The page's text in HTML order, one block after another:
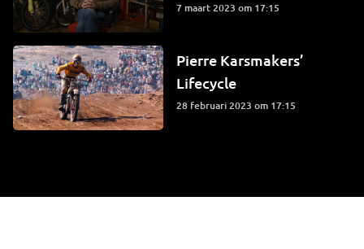
7 maart 2023 om 17:15
Pierre Karsmakers’
Lifecycle
28 februari 2023 om 17:15